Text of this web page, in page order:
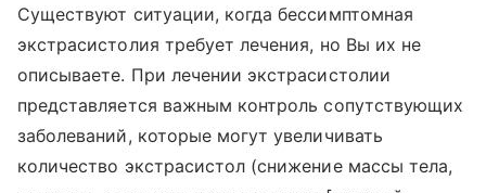
Существуют ситуации, когда бессимптомная
экстрасистолия требует лечения, но Вы их не
описываете. При лечении экстрасистолии
представляется важным контроль сопутствующих
заболеваний, которые могут увеличивать
количество экстрасистол (снижение массы тела,